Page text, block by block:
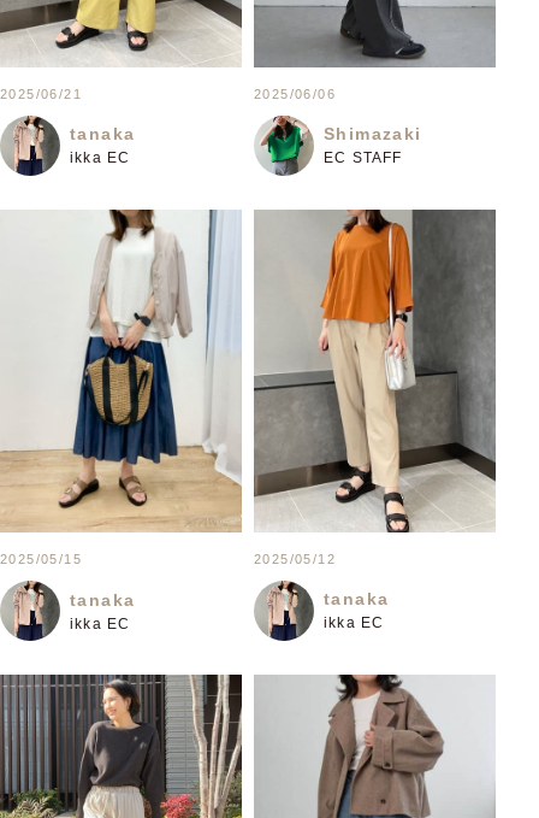
2025/06/21
tanaka
ikka EC
2025/06/06
Shimazaki
EC STAFF
2025/05/15
tanaka
ikka EC
2025/05/12
tanaka
ikka EC